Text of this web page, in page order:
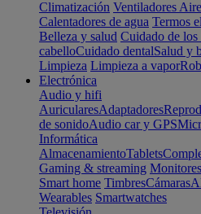
Climatización Ventiladores
Calentadores de agua Termos
Belleza y salud Cuidado de los
cabelloCuidado dentalSalud y
Limpieza Limpieza a vapor
Electrónica
Audio y hifi
AuricularesAdaptadores
de sonidoAudio car y GPS
Informática
AlmacenamientoTablets
Gaming & streaming
Smart home TimbresCámaras
Wearables Smartwatches